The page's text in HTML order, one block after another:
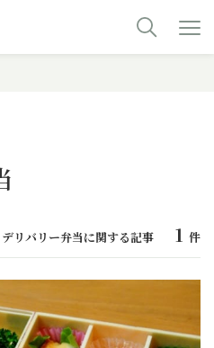
デリバリー弁当に関する記事 1 件